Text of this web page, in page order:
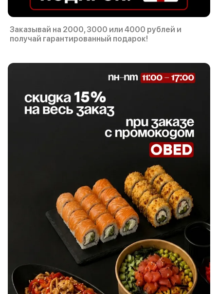
Заказывай на 2000, 3000 или 4000 рублей и
получай гарантированный подарок!